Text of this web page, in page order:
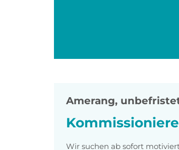
Amerang,
Wir suchen ab sofort